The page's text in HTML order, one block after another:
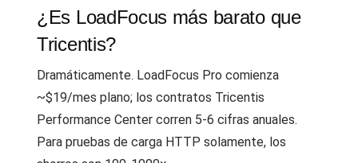
¿Es LoadFocus más barato que
Tricentis?
Dramáticamente. LoadFocus Pro comienza
~$19/mes plano; los contratos Tricentis
Performance Center corren 5-6 cifras anuales.
Para pruebas de carga HTTP solamente, los